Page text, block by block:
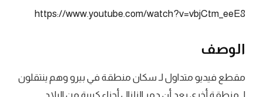
https://www.youtube.com/watch?v=vbjCtm_eeE8
الوصف
مقطع فيديو متداول لـ سكان منطقة في بيرو وهم ينتقلون
لـ منطقة أخرى بعد أن دمر الزلزال أجزاء كبيرة من البلاد